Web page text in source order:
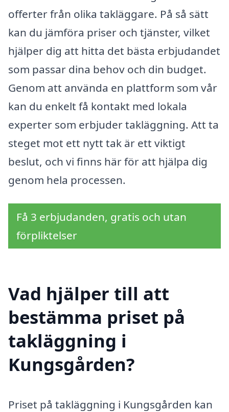
offerter från olika takläggare. På så sätt
kan du jämföra priser och tjänster, vilket
hjälper dig att hitta det bästa erbjudandet
som passar dina behov och din budget.
Genom att använda en plattform som vår
kan du enkelt få kontakt med lokala
experter som erbjuder takläggning. Att ta
steget mot ett nytt tak är ett viktigt
beslut, och vi finns här för att hjälpa dig
genom hela processen.
Få 3 erbjudanden, gratis och utan
förpliktelser
Vad hjälper till att
bestämma priset på
takläggning i
Kungsgården?
Priset på takläggning i Kungsgården kan